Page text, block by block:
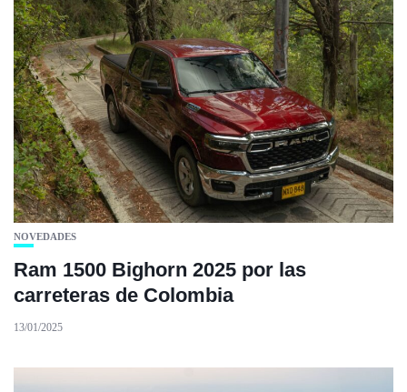
NOVEDADES
Ram 1500 Bighorn 2025 por las
carreteras de Colombia
13/01/2025